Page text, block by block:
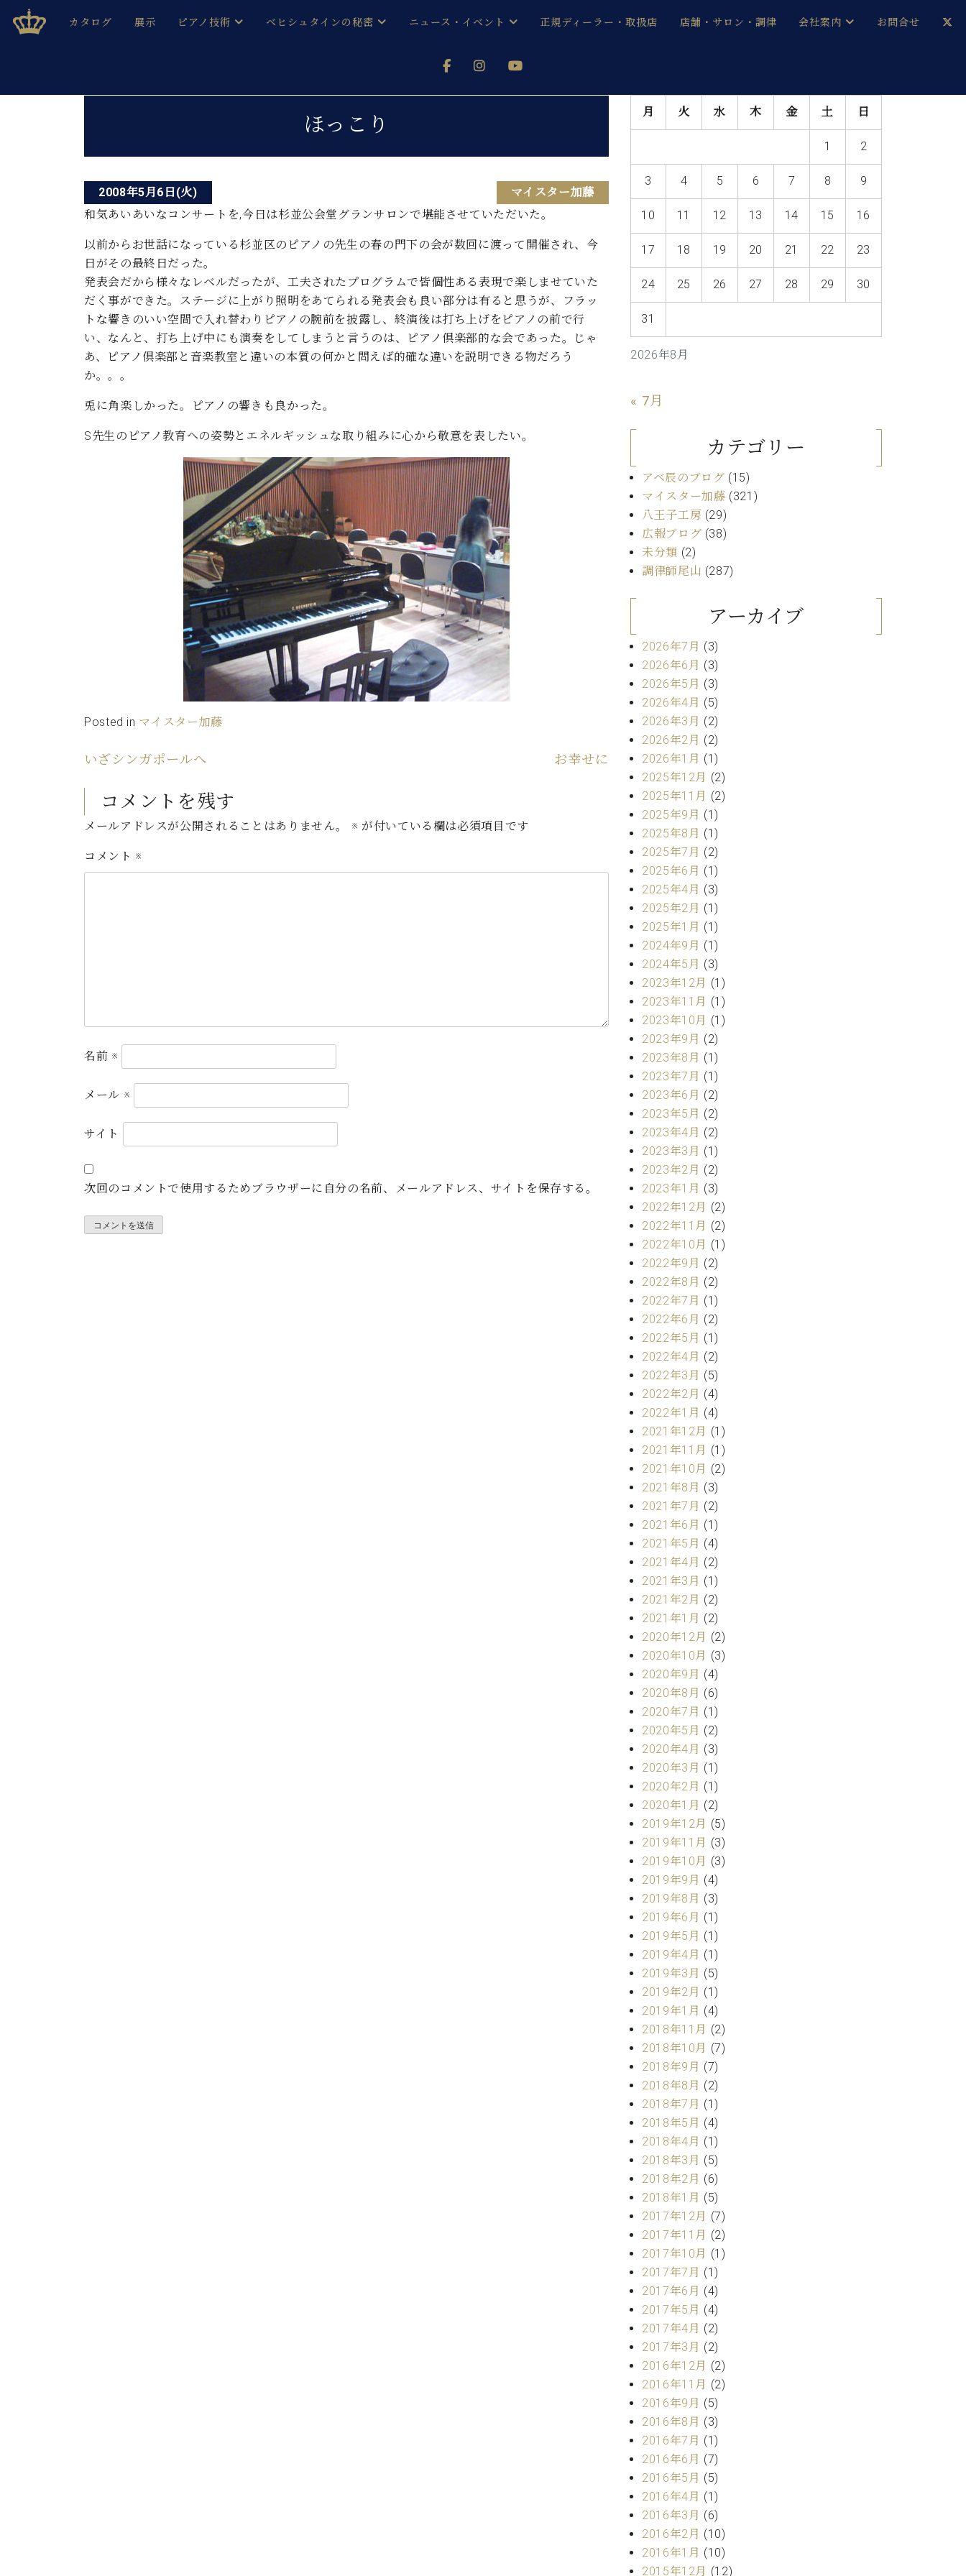
ベヒシュタインジャパン公式サイト
BECHSTEIN JAPAN Official Site
カタログ
C.ベヒシュタイン コンサート/C.ベヒシュタイン レジデンス
C.ベヒシュタイン コンサート
グランドピアノ
C.ベヒシュタイン コンサート
アップライトピアノ
W.ホフマン トラディション
W.ホフマン ヴィジョン
C.BECHSTEIN Digital(ベヒシュタイン デジタル)
展示 ピアノ技術
み
ピアノ製造番号
ベヒシュタインの秘密
納入実績 ホール・スタジオ
納入実績 音楽教室
ニュース・イベント
メルマガ会員登録ご案内
(お知らせ・メディア情報)
キャンペーン
レッスンイベント
代理店主催イベント
正規ディーラー・取扱店 店舗・サロン・調律
ベヒシュタイン・シューレ音楽教室
ベヒシュタイン・セントラム 東京
ホール・スタジオレンタル
ホール・スタジオ空き状況
動画収録サービス
ピアノのコンシェルジュ
セントラム東京のご案内(PDF)
お問い合わせ
本社：八王子・技術営業センター
技術者紹介
イベント情報
八王子工房ブログ
アクセス
お問い合わせ
アーティストカスタマーサービス(調律)
尾山調律師のブログ Die Musikgasse（音楽の小道）
会社案内
採用情報
ベヒシュタイン・サロン会員
ベヒシュタイン・ジャパンブログ
お問合せ
ほっこり
2008年5月6日(火)
マイスター加藤
和気あいあいなコンサートを,今日は杉並公会堂グランサロンで堪能させていただいた。
以前からお世話になっている杉並区のピアノの先生の春の門下の会が数回に渡って開催され、今
日がその最終日だった。
発表会だから様々なレベルだったが、工夫されたプログラムで皆個性ある表現で楽しませていた
だく事ができた。ステージに上がり照明をあてられる発表会も良い部分は有ると思うが、フラッ
トな響きのいい空間で入れ替わりピアノの腕前を披露し、終演後は打ち上げをピアノの前で行
い、なんと、打ち上げ中にも演奏をしてしまうと言うのは、ピアノ倶楽部的な会であった。じゃ
あ、ピアノ倶楽部と音楽教室と違いの本質の何かと問えば的確な違いを説明できる物だろう
か。。。
兎に角楽しかった。ピアノの響きも良かった。
S先生のピアノ教育への姿勢とエネルギッシュな取り組みに心から敬意を表したい。
Posted in マイスター加藤
ナ
ビ
ゲ
ー
シ
ョ
ン
いざシンガポールへ お幸せに
コメントを残す
メールアドレスが公開されることはありません。 ※ が付いている欄は必須項目です
コメント ※
名前 ※
メール ※
サイト
次回のコメントで使用するためブラウザーに自分の名前、メールアドレス、サイトを保存する。
2026年8月
月 火 水 木 金 土 日
1 2
3 4 5 6 7 8 9
10 11 12 13 14 15 16
17 18 19 20 21 22 23
24 25 26 27 28 29 30
31
« 7月
カテゴリー
アベ辰のブログ (15)
マイスター加藤 (321)
八王子工房 (29)
広報ブログ (38)
未分類 (2)
調律師尾山 (287)
アーカイブ
2026年7月 (3)
2026年6月 (3)
2026年5月 (3)
2026年4月 (5)
2026年3月 (2)
2026年2月 (2)
2026年1月 (1)
2025年12月 (2)
2025年11月 (2)
2025年9月 (1)
2025年8月 (1)
2025年7月 (2)
2025年6月 (1)
2025年4月 (3)
2025年2月 (1)
2025年1月 (1)
2024年9月 (1)
2024年5月 (3)
2023年12月 (1)
2023年11月 (1)
2023年10月 (1)
2023年9月 (2)
2023年8月 (1)
2023年7月 (1)
2023年6月 (2)
2023年5月 (2)
2023年4月 (2)
2023年3月 (1)
2023年2月 (2)
2023年1月 (3)
2022年12月 (2)
2022年11月 (2)
2022年10月 (1)
2022年9月 (2)
2022年8月 (2)
2022年7月 (1)
2022年6月 (2)
2022年5月 (1)
2022年4月 (2)
2022年3月 (5)
2022年2月 (4)
2022年1月 (4)
2021年12月 (1)
2021年11月 (1)
2021年10月 (2)
2021年8月 (3)
2021年7月 (2)
2021年6月 (1)
2021年5月 (4)
2021年4月 (2)
2021年3月 (1)
2021年2月 (2)
2021年1月 (2)
2020年12月 (2)
2020年10月 (3)
2020年9月 (4)
2020年8月 (6)
2020年7月 (1)
2020年5月 (2)
2020年4月 (3)
2020年3月 (1)
2020年2月 (1)
2020年1月 (2)
2019年12月 (5)
2019年11月 (3)
2019年10月 (3)
2019年9月 (4)
2019年8月 (3)
2019年6月 (1)
2019年5月 (1)
2019年4月 (1)
2019年3月 (5)
2019年2月 (1)
2019年1月 (4)
2018年11月 (2)
2018年10月 (7)
2018年9月 (7)
2018年8月 (2)
2018年7月 (1)
2018年5月 (4)
2018年4月 (1)
2018年3月 (5)
2018年2月 (6)
2018年1月 (5)
2017年12月 (7)
2017年11月 (2)
2017年10月 (1)
2017年7月 (1)
2017年6月 (4)
2017年5月 (4)
2017年4月 (2)
2017年3月 (2)
2016年12月 (2)
2016年11月 (2)
2016年9月 (5)
2016年8月 (3)
2016年7月 (1)
2016年6月 (7)
2016年5月 (5)
2016年4月 (1)
2016年3月 (6)
2016年2月 (10)
2016年1月 (10)
2015年12月 (12)